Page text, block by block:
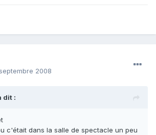
2008
dit :
c'était dans la salle de spectacle un peu